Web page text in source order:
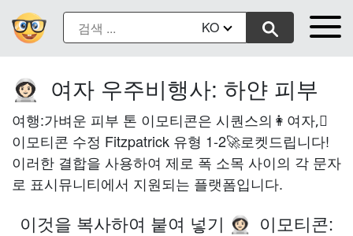
KO
👩🏻‍🚀 여자 우주비행사: 하얀 피부
여행:가벼운 피부 톤 이모티콘은 시퀀스의👩여자,🏻
이모티콘 수정 Fitzpatrick 유형 1-2🚀로켓드립니다!
이러한 결합을 사용하여 제로 폭 소목 사이의 각 문자
로 표시뮤니티에서 지원되는 플랫폼입니다.
이것을 복사하여 붙여 넣기 👩🏻‍🚀 이모티콘: